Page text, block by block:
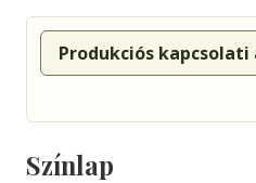
Produkciós
Színlap